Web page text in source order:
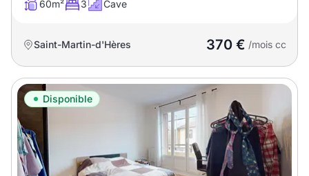
60m² 3 Cave
Saint-Martin-d'Hères 370 € /mois cc
Disponible